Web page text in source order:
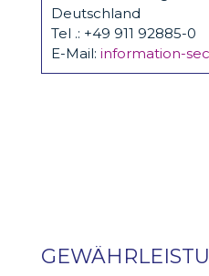
Deutschland
Tel .: +49 911 92885-0
E-Mail: information-